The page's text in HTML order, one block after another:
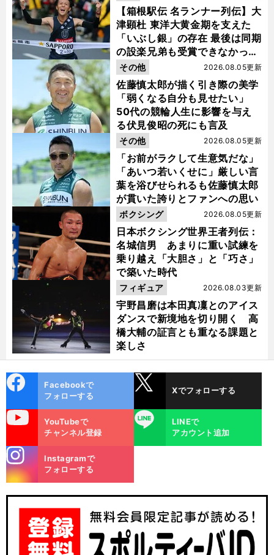
【箱根駅伝 名ランナー列伝】大
津顕杜 東洋大黄金期を支えた
「いぶし銀」の存在 最後は同期
の設楽兄弟も受賞できなかった
金栗杯に輝く
佐藤慎太郎が描く引き際の美学
「弱くなる自分も見せたい」
50代の競輪人生に影響を与え
る伏見俊昭の死にも言及
2026.08.05更新
その他
「お前がラクして生意気だな」
「あいつ若いくせに」厳しい言
葉を浴びせられるも佐藤慎太郎
が貫いた誇りとファンへの思い
2026.08.05更新
その他
日本ボクシング世界王者列伝：
名城信男 あまりに重い試練を
乗り越え「大胆さ」と「巧さ」
で築いた時代
2026.08.05更新
ボクシング
宇野昌磨は本田真凜とのアイス
ダンスで新境地を切り開く 高
橋大輔の証言とも重なる課題と
楽しさ
2026.08.03更新
フィギュア
ok
Facebookで
フォローする
Xでフォローする
YouTubeで
チャンネル登録
LINE
LINEで
アカウント追加
m
Instagramで
フォローする